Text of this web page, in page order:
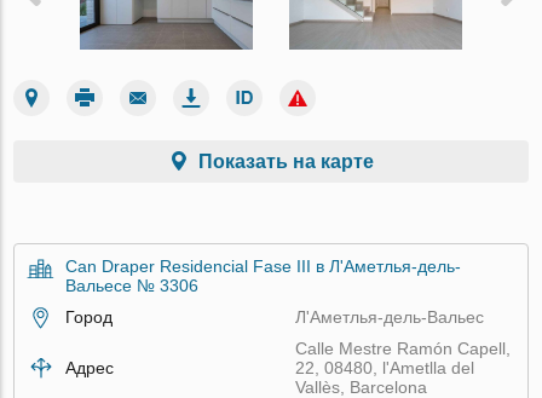
Показать на карте
Can Draper Residencial Fase III в Л'Аметлья-дель-
Вальесе № 3306
Город
Л'Аметлья-дель-Вальес
Адрес
Calle Mestre Ramón Capell,
22, 08480, l'Ametlla del
Vallès, Barcelona